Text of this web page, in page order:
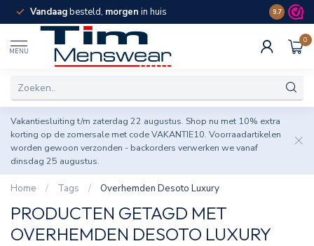
Vandaagbesteld, morgen in huis Spaar
9.7
MENU
0
Vakantiesluiting t/m zaterdag 22 augustus. Shop nu met 10% extra
korting op de zomersale met code VAKANTIE10. Voorraadartikelen
worden gewoon verzonden - backorders verwerken we vanaf
dinsdag 25 augustus.
Home / Tags / Overhemden Desoto Luxury
PRODUCTEN GETAGD MET
OVERHEMDEN DESOTO LUXURY